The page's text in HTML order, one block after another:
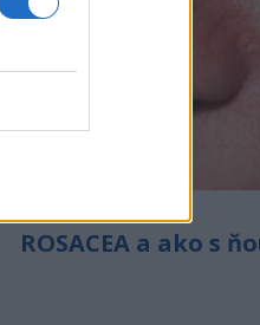
ROSACEA a ako s